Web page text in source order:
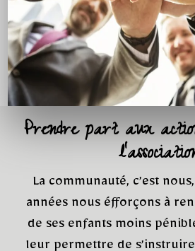
Prendre part aux
La communauté, c’est
années nous éfforçons à
de ses enfants moins
leur permettre de